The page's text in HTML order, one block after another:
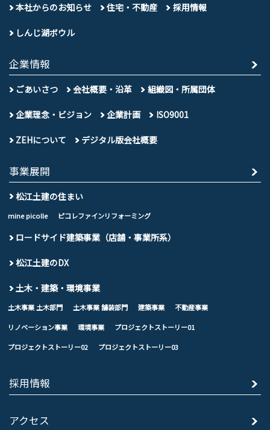
本社からのお知らせ 住宅・不動産 採用情報
しんじ湖ボウル
企業情報
ごあいさつ 会社概要・沿革 組織図・所属団体
企業理念・ビジョン 企業計画 ISO9001
ZEHについて デジタル版会社概要
事業展開
松江土建の住まい
mine picolle ピコレファインリフォーミング
ロードサイド建築事業（店舗・事業所系）
松江土建のDX
土木・建築・環境事業
土木事業 土木部門 土木事業 舗装部門 建築事業 不動産事業
リノベーション事業 環境事業 プロジェクトストーリー01
プロジェクトストーリー02 プロジェクトストーリー03
採用情報
アクセス